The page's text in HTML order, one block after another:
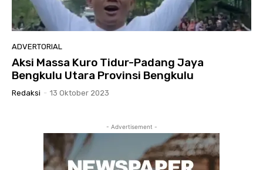
ADVERTORIAL
Aksi Massa Kuro Tidur-Padang Jaya
Bengkulu Utara Provinsi Bengkulu
Redaksi - 13 Oktober 2023
- Advertisement -